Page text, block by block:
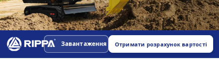
Завантаження Отримати розрахунок вартості